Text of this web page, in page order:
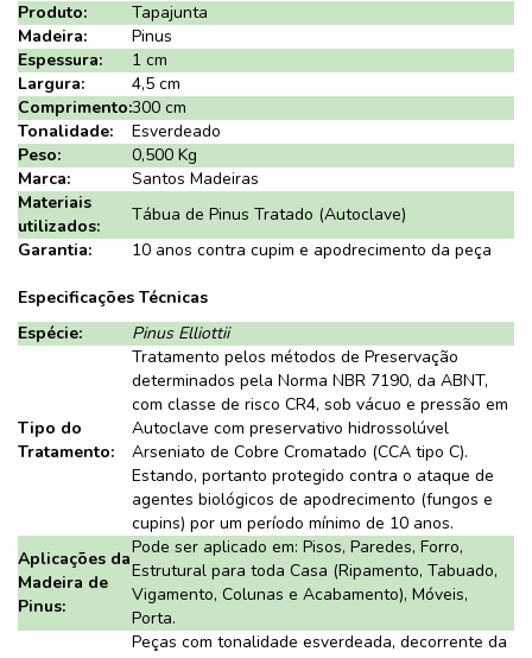
Produto:
Tapajunta
Madeira:
Pinus
Espessura:
1 cm
Largura:
4,5 cm
Comprimento:300 cm
Tonalidade:
Esverdeado
Peso:
0,500 Kg
Marca:
Santos Madeiras
Materiais
utilizados:
Tábua de Pinus Tratado (Autoclave)
Garantia:
10 anos contra cupim e apodrecimento da peça
Especificações Técnicas
Espécie:
Pinus Elliottii
Tipo do
Tratamento:
Tratamento pelos métodos de Preservação
determinados pela Norma NBR 7190, da ABNT,
com classe de risco CR4, sob vácuo e pressão em
Autoclave com preservativo hidrossolúvel
Arseniato de Cobre Cromatado (CCA tipo C).
Estando, portanto protegido contra o ataque de
agentes biológicos de apodrecimento (fungos e
cupins) por um período mínimo de 10 anos.
Aplicações da
Madeira de
Pinus:
Pode ser aplicado em: Pisos, Paredes, Forro,
Estrutural para toda Casa (Ripamento, Tabuado,
Vigamento, Colunas e Acabamento), Móveis,
Porta.
Peças com tonalidade esverdeada, decorrente da